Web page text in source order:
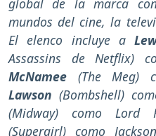
global de la marca
mundos del cine, la
El elenco incluye a
Assassins de Netflix)
McNamee (The Meg)
Lawson (Bombshell)
(Midway) como Lord
(Supergirl) como